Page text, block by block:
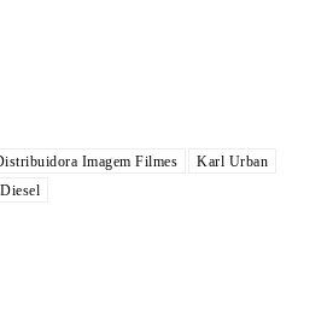
Imagem Filmes
Karl Urban